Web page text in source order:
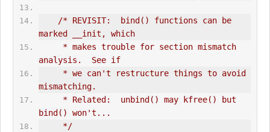
/* REVISIT:  bind() functions can be
marked __init, which
analysis.  See if
mismatching.
bind() won't...
     */